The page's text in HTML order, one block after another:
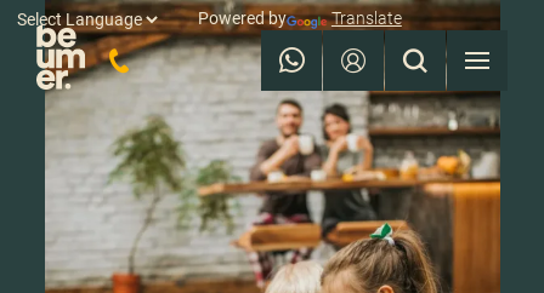
Powered by Translate